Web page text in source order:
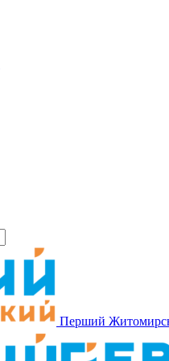
Перший